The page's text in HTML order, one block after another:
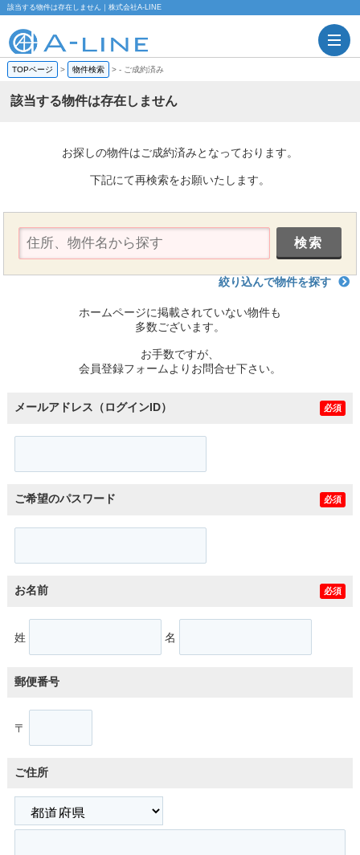
該当する物件は存在しません｜株式会社A-LINE
TOPページ > 物件検索 >- ご成約済み
該当する物件は存在しません
お探しの物件はご成約済みとなっております。
下記にて再検索をお願いたします。
絞り込んで物件を探す
ホームページに掲載されていない物件も
多数ございます。
お手数ですが、
会員登録フォームよりお問合せ下さい。
メールアドレス（ログインID） 必須
ご希望のパスワード 必須
お名前 必須
姓 名
郵便番号
〒
ご住所